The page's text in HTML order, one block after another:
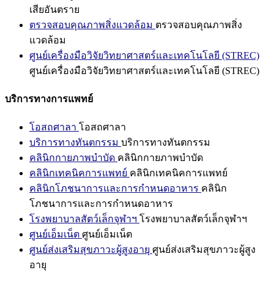
เสียอันตราย
ตรวจสอบคุณภาพสิ่งแวดล้อม ตรวจสอบคุณภาพสิ่ง
แวดล้อม
ศูนย์เครื่องมือวิจัยวิทยาศาสตร์และเทคโนโลยี (STREC)
ศูนย์เครื่องมือวิจัยวิทยาศาสตร์และเทคโนโลยี (STREC)
บริการทางการแพทย์
โอสถศาลา โอสถศาลา
บริการทางทันตกรรม บริการทางทันตกรรม
คลินิกกายภาพบำบัด คลินิกกายภาพบำบัด
คลินิกเทคนิคการแพทย์ คลินิกเทคนิคการแพทย์
คลินิกโภชนาการและการกำหนดอาหาร คลินิก
โภชนาการและการกำหนดอาหาร
โรงพยาบาลสัตว์เล็กจุฬาฯ โรงพยาบาลสัตว์เล็กจุฬาฯ
ศูนย์เอ็มเน็ต ศูนย์เอ็มเน็ต
ศูนย์ส่งเสริมสุขภาวะผู้สูงอายุ ศูนย์ส่งเสริมสุขภาวะผู้สูง
อายุ